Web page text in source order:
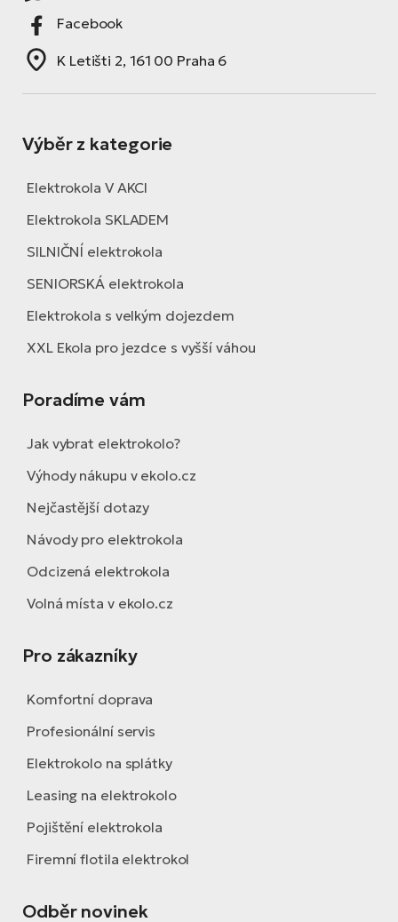
Facebook
K Letišti 2, 161 00 Praha 6
Výběr z kategorie
Elektrokola V AKCI
Elektrokola SKLADEM
SILNIČNÍ elektrokola
SENIORSKÁ elektrokola
Elektrokola s velkým dojezdem
XXL Ekola pro jezdce s vyšší váhou
Poradíme vám
Jak vybrat elektrokolo?
Výhody nákupu v ekolo.cz
Nejčastější dotazy
Návody pro elektrokola
Odcizená elektrokola
Volná místa v ekolo.cz
Pro zákazníky
Komfortní doprava
Profesionální servis
Elektrokolo na splátky
Leasing na elektrokolo
Pojištění elektrokola
Firemní flotila elektrokol
Odběr novinek